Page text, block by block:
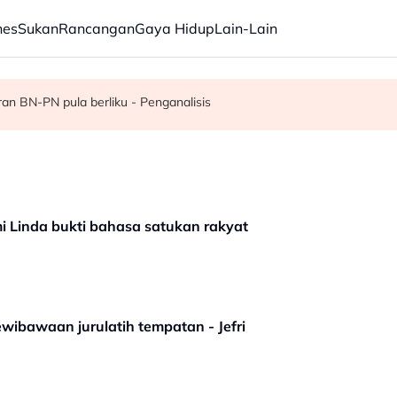
SukanRancanganGaya HidupLain-Lain
Negeri Sembilan
Malaysia Airlines
BN-PN pula berliku - Penganalisis
Linda bukti bahasa satukan rakyat
jurulatih tempatan - Jefri